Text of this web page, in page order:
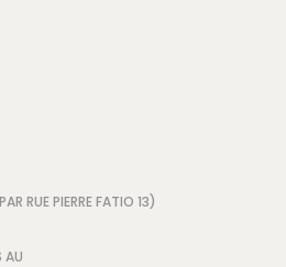
RUE PIERRE FATIO 13)
AU